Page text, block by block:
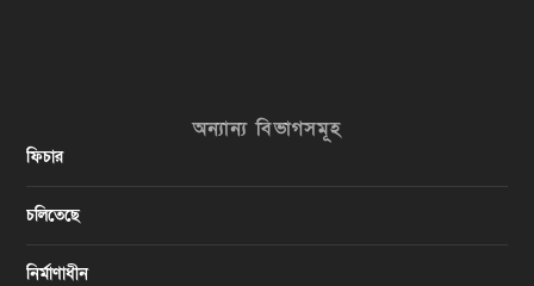
অন্যান্য বিভাগসমূহ
ফিচার
চলিতেছে
নির্মাণাধীন